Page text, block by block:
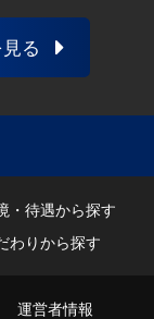
る
・待遇から探す
わりから探す
運営者情報